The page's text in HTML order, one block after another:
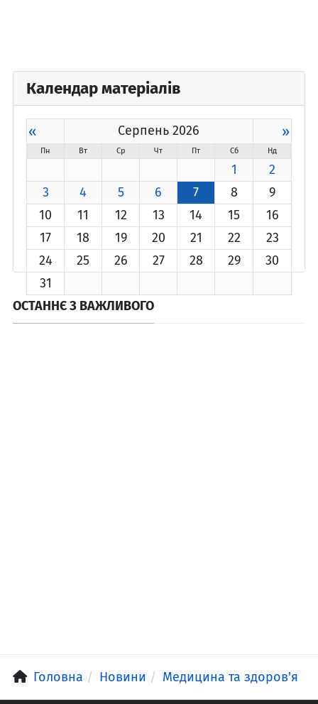
Календар матеріалів
« Серпень 2026 »
Пн Вт Ср Чт Пт Сб Нд
1
2
3
4 5 6 7 8
9
10
11 12 13 14 15
16
17
18 19 20 21 22
23
24
25 26 27 28 29
30
31
ОСТАННЄ З ВАЖЛИВОГО
Головна Новини Медицина та здоров'я